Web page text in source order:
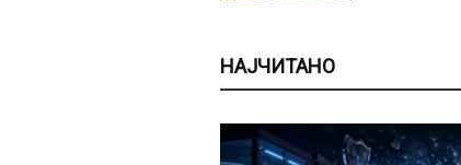
НАЈЧИТАНО